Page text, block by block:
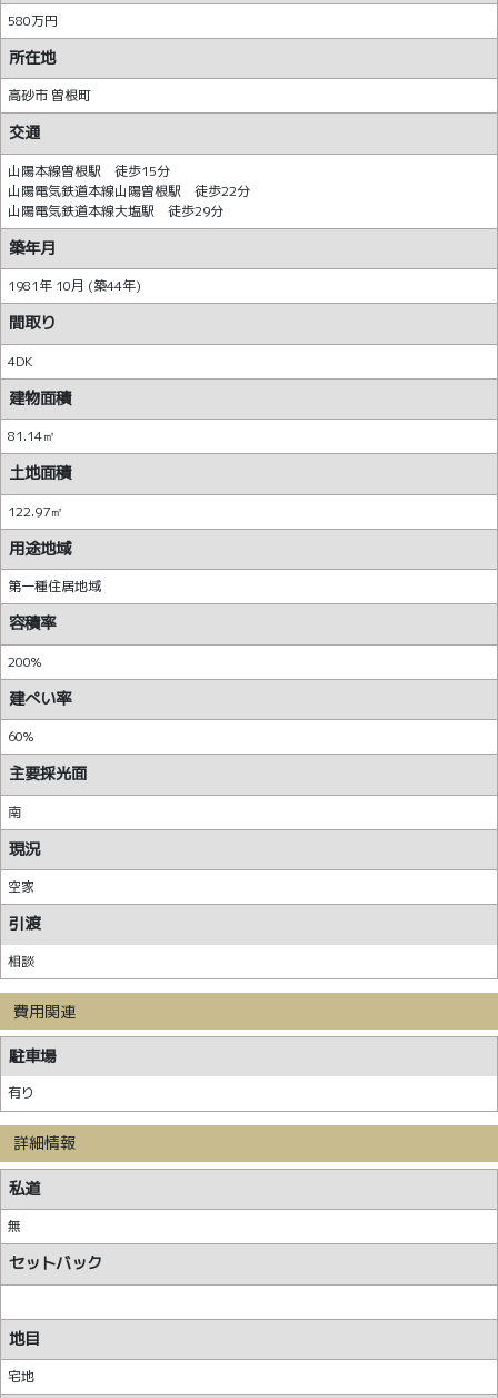
580万円
所在地
高砂市 曽根町
交通
山陽本線曽根駅 徒歩15分
山陽電気鉄道本線山陽曽根駅 徒歩22分
山陽電気鉄道本線大塩駅 徒歩29分
築年月
1981年 10月 (築44年)
間取り
4DK
建物面積
81.14㎡
土地面積
122.97㎡
用途地域
第一種住居地域
容積率
200%
建ぺい率
60%
主要採光面
南
現況
空家
引渡
相談
費用関連
駐車場
有り
詳細情報
私道
無
セットバック
地目
宅地